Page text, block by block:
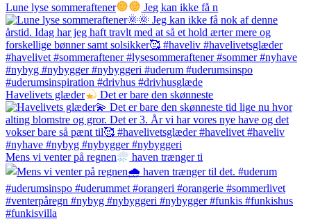
Lune lyse sommeraftener Jeg kan ikke få n
Havelivets glæder Det er bare den skønneste
Mens vi venter på regnen haven trænger ti